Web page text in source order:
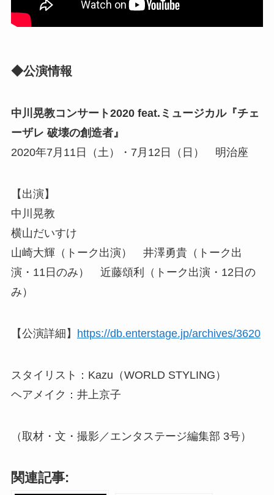
◆公演情報
中川晃教コンサート2020 feat.ミュージカル『チェ
ーザレ 破壊の創造者』
2020年7月11日（土）・7月12日（日） 明治座
【出演】
中川晃教
横山だいすけ
山崎大輝（トーク出演） 井澤勇貴（トーク出
演・11日のみ） 近藤頌利（トーク出演・12日の
み）
【公演詳細】 https://db.enterstage.jp/archives/3620
スタイリスト：Kazu（WORLD STYLING）
ヘアメイク：井上京子
（取材・文・撮影／エンタステージ編集部 3号）
関連記事: